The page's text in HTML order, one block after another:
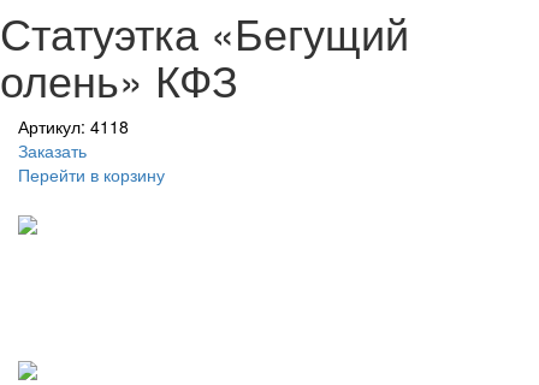
Статуэтка «Бегущий
олень» КФЗ
Артикул: 4118
Заказать
Перейти в корзину